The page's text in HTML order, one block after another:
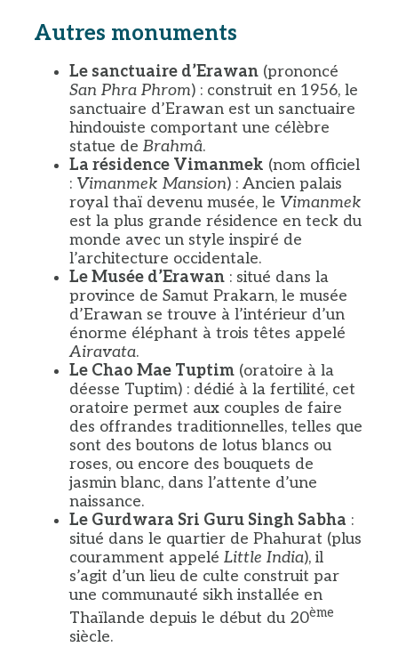
Autres monuments
Le sanctuaire d’Erawan (prononcé
San Phra Phrom) : construit en 1956, le
sanctuaire d’Erawan est un sanctuaire
hindouiste comportant une célèbre
statue de Brahmâ.
La résidence Vimanmek (nom officiel
: Vimanmek Mansion) : Ancien palais
royal thaï devenu musée, le Vimanmek
est la plus grande résidence en teck du
monde avec un style inspiré de
l’architecture occidentale.
Le Musée d’Erawan : situé dans la
province de Samut Prakarn, le musée
d’Erawan se trouve à l’intérieur d’un
énorme éléphant à trois têtes appelé
Airavata.
Le Chao Mae Tuptim (oratoire à la
déesse Tuptim) : dédié à la fertilité, cet
oratoire permet aux couples de faire
des offrandes traditionnelles, telles que
sont des boutons de lotus blancs ou
roses, ou encore des bouquets de
jasmin blanc, dans l’attente d’une
naissance.
Le Gurdwara Sri Guru Singh Sabha :
situé dans le quartier de Phahurat (plus
couramment appelé Little India), il
s’agit d’un lieu de culte construit par
une communauté sikh installée en
Thaïlande depuis le début du 20ème
siècle.